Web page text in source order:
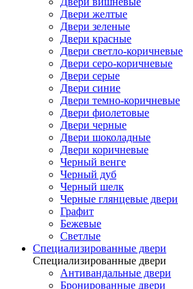
Двери желтые
Двери зеленые
Двери красные
Двери светло-коричневые
Двери серо-коричневые
Двери серые
Двери синие
Двери темно-коричневые
Двери фиолетовые
Двери черные
Двери шоколадные
Двери коричневые
Черный венге
Черный дуб
Черный шелк
Черные глянцевые двери
Графит
Бежевые
Светлые
Специализированные двери
Специализированные двери
Антивандальные двери
Бронированные двери